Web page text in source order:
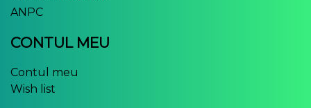
ANPC
CONTUL MEU
Contul meu
Wish list